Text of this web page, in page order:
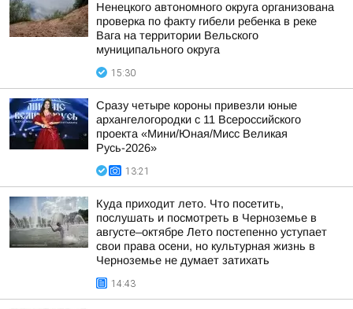
Ненецкого автономного округа организована
проверка по факту гибели ребенка в реке
Вага на территории Вельского
муниципального округа
15:30
Сразу четыре короны привезли юные
архангелогородки с 11 Всероссийского
проекта «Мини/Юная/Мисс Великая
Русь-2026»
13:21
Куда приходит лето. Что посетить,
послушать и посмотреть в Черноземье в
августе–октябре Лето постепенно уступает
свои права осени, но культурная жизнь в
Черноземье не думает затихать
14:43